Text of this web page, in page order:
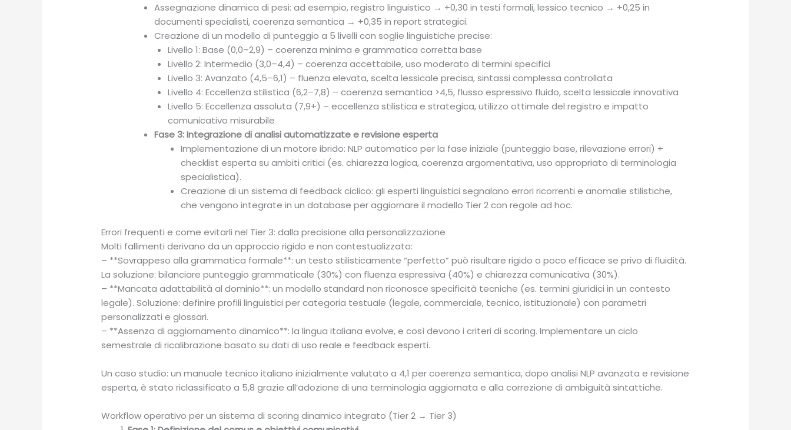
Assegnazione dinamica di pesi: ad esempio, registro linguistico → +0,30 in testi formali, lessico tecnico → +0,25 in
documenti specialisti, coerenza semantica → +0,35 in report strategici.
Creazione di un modello di punteggio a 5 livelli con soglie linguistiche precise:
Livello 1: Base (0,0–2,9) – coerenza minima e grammatica corretta base
Livello 2: Intermedio (3,0–4,4) – coerenza accettabile, uso moderato di termini specifici
Livello 3: Avanzato (4,5–6,1) – fluenza elevata, scelta lessicale precisa, sintassi complessa controllata
Livello 4: Eccellenza stilistica (6,2–7,8) – coerenza semantica >4,5, flusso espressivo fluido, scelta lessicale innovativa
Livello 5: Eccellenza assoluta (7,9+) – eccellenza stilistica e strategica, utilizzo ottimale del registro e impatto
comunicativo misurabile
Fase 3: Integrazione di analisi automatizzate e revisione esperta
Implementazione di un motore ibrido: NLP automatico per la fase iniziale (punteggio base, rilevazione errori) +
checklist esperta su ambiti critici (es. chiarezza logica, coerenza argomentativa, uso appropriato di terminologia
specialistica).
Creazione di un sistema di feedback ciclico: gli esperti linguistici segnalano errori ricorrenti e anomalie stilistiche,
che vengono integrate in un database per aggiornare il modello Tier 2 con regole ad hoc.
Errori frequenti e come evitarli nel Tier 3: dalla precisione alla personalizzazione
Molti fallimenti derivano da un approccio rigido e non contestualizzato:
– **Sovrappeso alla grammatica formale**: un testo stilisticamente “perfetto” può risultare rigido o poco efficace se privo di fluidità.
La soluzione: bilanciare punteggio grammaticale (30%) con fluenza espressiva (40%) e chiarezza comunicativa (30%).
– **Mancata adattabilità al dominio**: un modello standard non riconosce specificità tecniche (es. termini giuridici in un contesto
legale). Soluzione: definire profili linguistici per categoria testuale (legale, commerciale, tecnico, istituzionale) con parametri
personalizzati e glossari.
– **Assenza di aggiornamento dinamico**: la lingua italiana evolve, e così devono i criteri di scoring. Implementare un ciclo
semestrale di ricalibrazione basato su dati di uso reale e feedback esperti.
Un caso studio: un manuale tecnico italiano inizialmente valutato a 4,1 per coerenza semantica, dopo analisi NLP avanzata e revisione
esperta, è stato riclassificato a 5,8 grazie all’adozione di una terminologia aggiornata e alla correzione di ambiguità sintattiche.
Workflow operativo per un sistema di scoring dinamico integrato (Tier 2 → Tier 3)